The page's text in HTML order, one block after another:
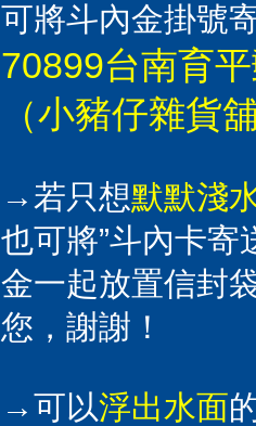
可將斗內金掛號
70899台南育
（小豬仔雜貨
→若只想默默淺
也可將”斗內卡寄
金一起放置信封
您，謝謝！
→可以浮出水面